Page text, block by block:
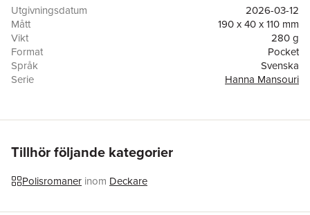
Samtidigt oroar sig Hanna för sin tonårsdotter Sherin, som
tillbringar alltmer tid ute i Stockholmsnatten.
"Skulden" är Christian Unges andra spänningsroman i serien
om Hanna Mansouri. Liksom i den första boken i serien,
"Klubben", rör sig handlingen bland människorna i den
nöjestörstande nattliga huvudstaden.
Utgivningsdatum
2026-03-12
Mått
190 x 40 x 110 mm
Vikt
280 g
Format
Pocket
Språk
Svenska
Serie
Hanna Mansouri
Medarbetare
Nils Olsson
Miljömärkning
Tillhör följande kategorier
Polisromaner inom Deckare